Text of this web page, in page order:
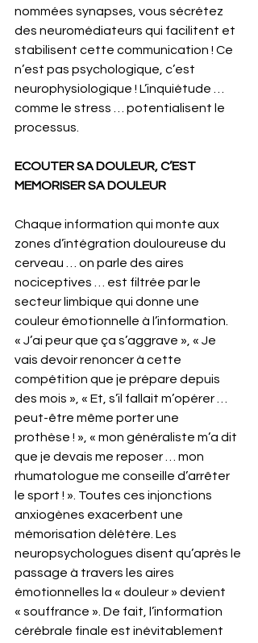
nommées synapses, vous sécrétez
des neuromédiateurs qui facilitent et
stabilisent cette communication ! Ce
n’est pas psychologique, c’est
neurophysiologique ! L’inquiétude …
comme le stress … potentialisent le
processus.
ECOUTER SA DOULEUR, C’EST
MEMORISER SA DOULEUR
Chaque information qui monte aux
zones d’intégration douloureuse du
cerveau … on parle des aires
nociceptives … est filtrée par le
secteur limbique qui donne une
couleur émotionnelle à l’information.
« J’ai peur que ça s’aggrave », « Je
vais devoir renoncer à cette
compétition que je prépare depuis
des mois », « Et, s’il fallait m’opérer …
peut-être même porter une
prothèse ! », « mon généraliste m’a dit
que je devais me reposer … mon
rhumatologue me conseille d’arrêter
le sport ! ». Toutes ces injonctions
anxiogènes exacerbent une
mémorisation délétère. Les
neuropsychologues disent qu’après le
passage à travers les aires
émotionnelles la « douleur » devient
« souffrance ». De fait, l’information
cérébrale finale est inévitablement